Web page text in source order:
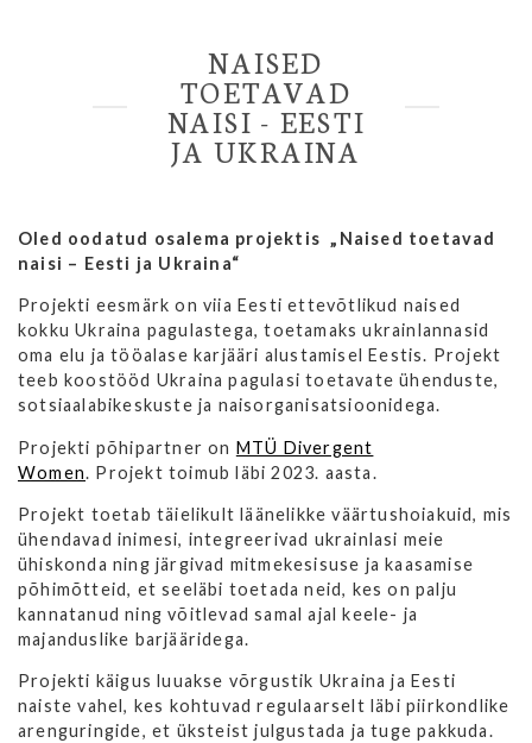
NAISED
TOETAVAD
NAISI - EESTI
JA UKRAINA
Oled oodatud osalema projektis „Naised toetavad
naisi – Eesti ja Ukraina“
Projekti eesmärk on viia Eesti ettevõtlikud naised
kokku Ukraina pagulastega, toetamaks ukrainlannasid
oma elu ja tööalase karjääri alustamisel Eestis. Projekt
teeb koostööd Ukraina pagulasi toetavate ühenduste,
sotsiaalabikeskuste ja naisorganisatsioonidega.
Projekti põhipartner on MTÜ Divergent
Women. Projekt toimub läbi 2023. aasta.
Projekt toetab täielikult läänelikke väärtushoiakuid, mis
ühendavad inimesi, integreerivad ukrainlasi meie
ühiskonda ning järgivad mitmekesisuse ja kaasamise
põhimõtteid, et seeläbi toetada neid, kes on palju
kannatanud ning võitlevad samal ajal keele- ja
majanduslike barjääridega.
Projekti käigus luuakse võrgustik Ukraina ja Eesti
naiste vahel, kes kohtuvad regulaarselt läbi piirkondlike
arenguringide, et üksteist julgustada ja tuge pakkuda.